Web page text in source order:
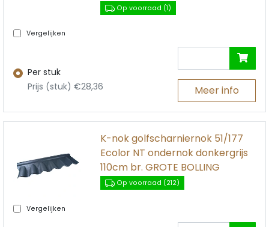
Vergelijken
Op voorraad (1)
Per stuk
Prijs (stuk) €28,36
Meer info
Vergelijken
K-nok golfscharniernok 51/177
Ecolor NT ondernok donkergrijs
110cm br. GROTE BOLLING
Op voorraad (212)